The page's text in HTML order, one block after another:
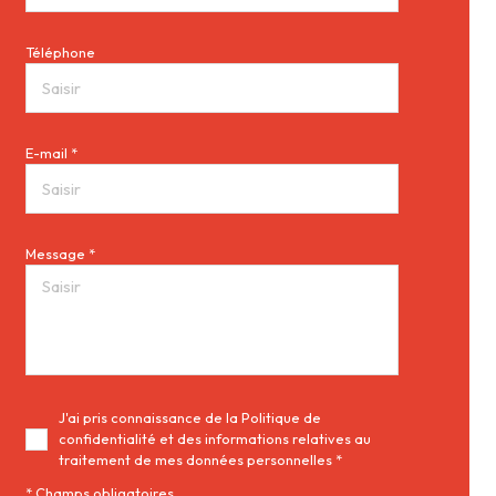
Téléphone
E-mail *
Message *
J'ai pris connaissance de la Politique de
confidentialité et des informations relatives au
traitement de mes données personnelles *